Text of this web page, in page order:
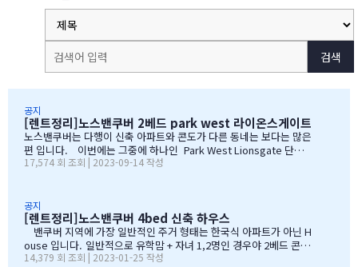
검색
공지
[렌트정리]노스밴쿠버 2베드 park west 라이온스게이트
노스밴쿠버는 다행이 신축 아파트와 콘도가 다른 동네는 보다는 많은
편 입니다. 이번에는 그중에 하나인 Park West Lionsgate 단지
입니다. 2베드에 한달 CAD $3,800 이었습니다. IGE에서 직접 찍
17,574 회 조회 | 2023-09-14 작성
공지
[렌트정리]노스밴쿠버 4bed 신축 하우스
밴쿠버 지역에 가장 일반적인 주거 형태는 한국식 아파트가 아닌 H
ouse 입니다. 일반적으로 유학맘 + 자녀 1,2명인 경우야 2베드 콘도
나 타운 하우스를 많이 선호 하지만 온가족인 동반 하는 경우는 종종
14,379 회 조회 | 2023-01-25 작성